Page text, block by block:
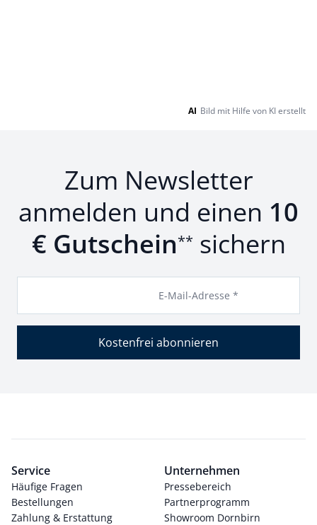
AI Bild mit Hilfe von KI erstellt
Zum Newsletter
anmelden und einen 10
€ Gutschein** sichern
E-Mail-Adresse *
Kostenfrei abonnieren
Service
Häufige Fragen
Bestellungen
Zahlung & Erstattung
Unternehmen
Pressebereich
Partnerprogramm
Showroom Dornbirn